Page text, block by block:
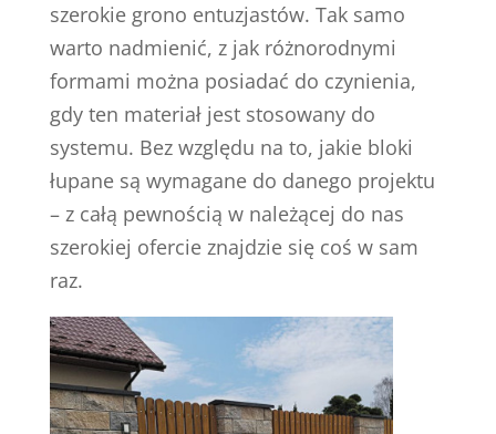
szerokie grono entuzjastów. Tak samo
warto nadmienić, z jak różnorodnymi
formami można posiadać do czynienia,
gdy ten materiał jest stosowany do
systemu. Bez względu na to, jakie bloki
łupane są wymagane do danego projektu
– z całą pewnością w należącej do nas
szerokiej ofercie znajdzie się coś w sam
raz.